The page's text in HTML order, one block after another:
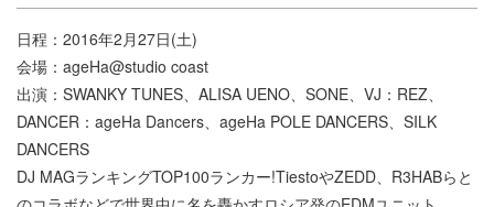
日程：2016年2月27日(土)
会場：ageHa@studio coast
出演：SWANKY TUNES、ALISA UENO、SONE、VJ：REZ、
DANCER：ageHa Dancers、ageHa POLE DANCERS、SILK
DANCERS
DJ MAGランキングTOP100ランカー!TiestoやZEDD、R3HABらと